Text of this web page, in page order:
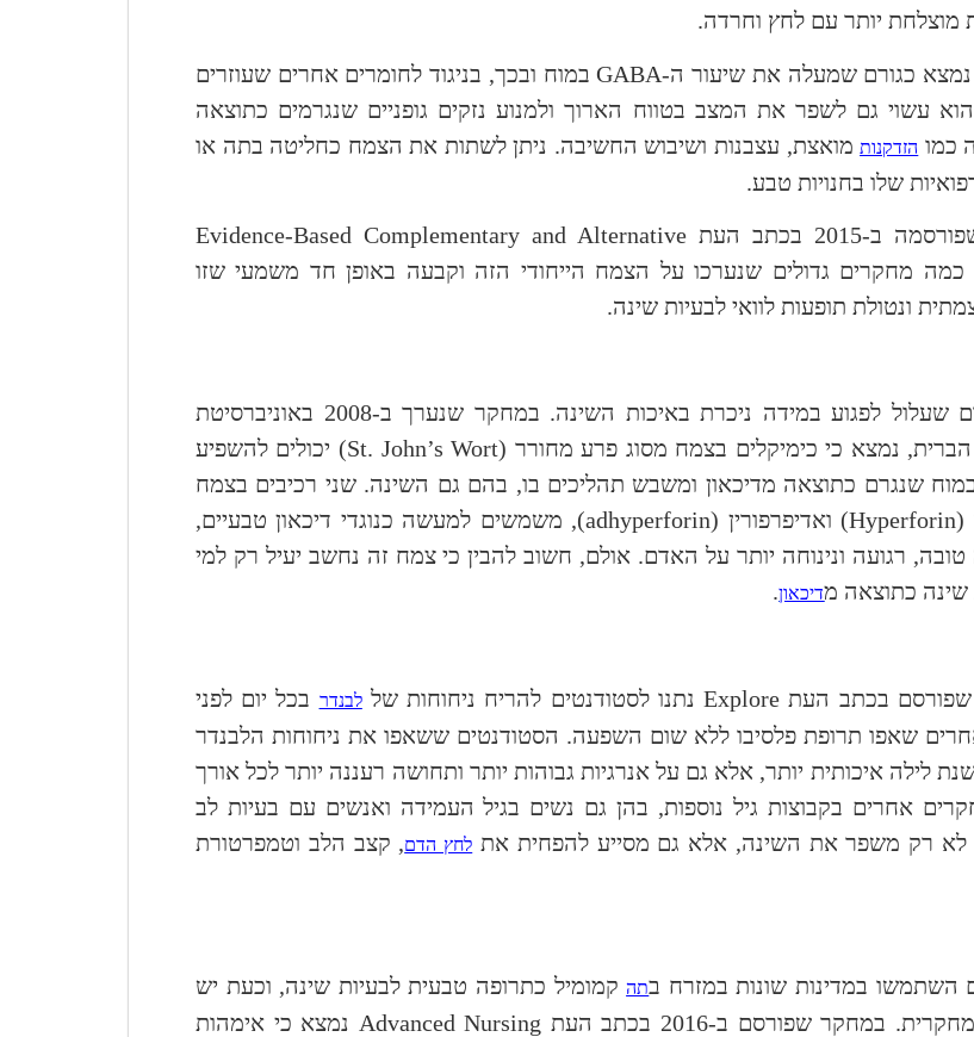
מוצלחת יותר עם לחץ וחרדה.
נמצא כגורם שמעלה את שיעור ה-GABA במוח ובכך, בניגוד לחומרים אחרים שעוזרים
הוא עשוי גם לשפר את המצב בטווח הארוך ולמנוע נזקים גופניים שנגרמים כתוצאה
כמו הזדקנותמואצת, עצבנות ושיבוש החשיבה. ניתן לשתות את הצמח כחליטה בתה או
שלו בחנויות טבע.
2015 בכתב העת
Evidence-Based Complementary and Alternative
מחקרים גדולים שנערכו על הצמח הייחודי הזה וקבעה באופן חד משמעי שזו
ונטולת תופעות לוואי לבעיות שינה.
דיכאון ידוע כגורם שעלול לפגוע במידה ניכרת באיכות השינה. במחקר שנערך ב-2008 באוניברסיטת
נמצא כי כימיקלים בצמח מסוג פרע מחורר (St. John’s Wort) יכולים להשפיע
שנגרם כתוצאה מדיכאון ומשבש תהליכים בו, בהם גם השינה. שני רכיבים בצמח
(
Hyperforin) ואדיפרפורין (adhyperforin), משמשים למעשה כנוגדי דיכאון טבעיים,
רגועה ונינוחה יותר על האדם. אולם, חשוב להבין כי צמח זה נחשב יעיל רק למי
כתוצאה מדיכאון.
Exploreנתנו לסטודנטים להריח ניחוחות שללבנדר בכל יום לפני
שאפו תרופת פלסיבו ללא שום השפעה. הסטודנטים ששאפו את ניחוחות הלבנדר
לילה איכותית יותר, אלא גם על אנרגיות גבוהות יותר ותחושה רעננה יותר לכל אורך
אחרים בקבוצות גיל נוספות, בהן גם נשים בגיל העמידה ואנשים עם בעיות לב
לא רק משפר את השינה, אלא גם מסייע להפחית את לחץ הדם, קצב הלב וטמפרטורת
השתמשו במדינות שונות במזרח בתהקמומיל כתרופה טבעית לבעיות שינה, וכעת יש
במחקר שפורסם ב-2016 בכתב העת
Advanced Nursing נמצא כי אימהות